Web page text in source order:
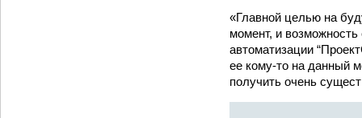
«Главной целью на
момент, и
автоматизации
ее кому-то на данный
получить очень